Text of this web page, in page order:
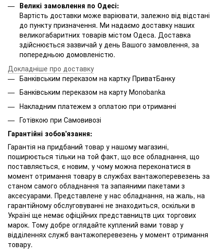
Великі замовлення по Одесі:
Вартість доставки може варіювати, залежно від відстані
до пункту призначення. Ми надаємо доставку наших
великогабаритних товарів містом Одеса. Доставка
здійснюється зазвичай у день Вашого замовлення, за
попередньою домовленістю.
Докладніше про доставку
Банківським переказом на картку ПриватБанку
Банківським переказом на карту Мonobanka
Накладним платежем з оплатою при отриманні
Готівкою при Самовивозі
Гарантійні зобов'язання:
Гарантія на придбаний товар у нашому магазині,
поширюється тільки на той факт, що все обладнання, що
поставляється, є новим, у чому можна переконатися в
момент отримання товару в службах вантажоперевезень за
станом самого обладнання та запаяними пакетами з
аксесуарами. Представлене у нас обладнання, на жаль, на
гарантійному обслуговуванні не знаходиться, оскільки в
Україні ще немає офіційних представництв цих торгових
марок. Тому добре оглядайте куплений вами товар у
відділеннях служб вантажоперевезень у момент отримання
товару.